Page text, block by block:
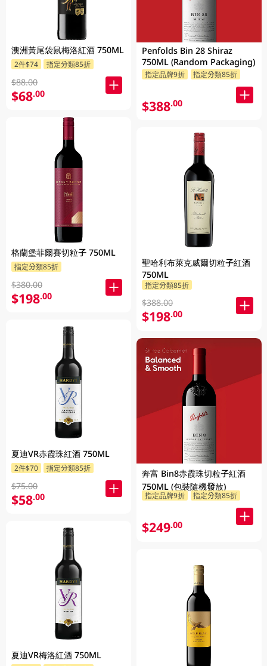
澳洲黃尾袋鼠梅洛紅酒 750ML
2件$74 指定分類85折
$88.00
$68.00
格蘭堡菲爾賽切粒子 750ML
指定分類85折
$380.00
$198.00
夏迪VR赤霞珠紅酒 750ML
2件$70 指定分類85折
$75.00
$58.00
夏迪VR梅洛紅酒 750ML
Penfolds Bin 28 Shiraz
750ML (Random Packaging)
指定品牌9折 指定分類85折
$388.00
聖哈利布萊克威爾切粒子紅酒
750ML
指定分類85折
$388.00
$198.00
奔富 Bin8赤霞珠切粒子紅酒
750ML (包裝隨機發放)
指定品牌9折 指定分類85折
$249.00